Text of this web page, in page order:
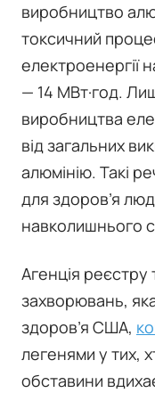
виробництво
токсичний
електроенергії
— 14 МВт·год.
виробництва
від загальних
алюмінію. Такі
для здоров’я
навколишнього
Агенція реєстру
захворювань,
здоров’я США,
легенями у тих,
обставини